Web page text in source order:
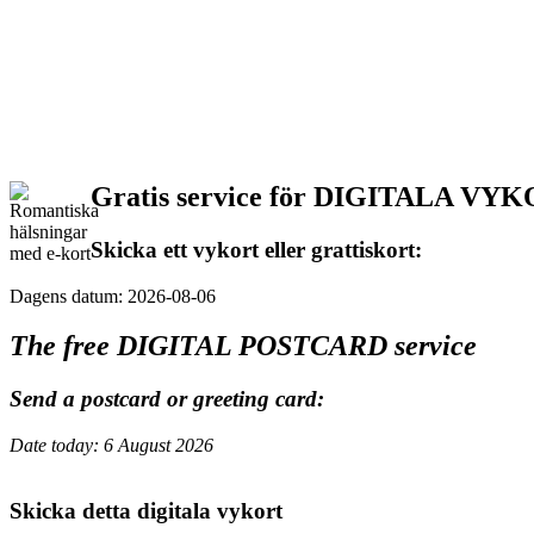
Gratis service för DIGITALA
Skicka ett vykort eller grattiskort:
Dagens datum: 2026-08-06
The free DIGITAL POSTCARD service
Send a postcard or greeting card:
Date today: 6 August 2026
Skicka detta digitala vykort